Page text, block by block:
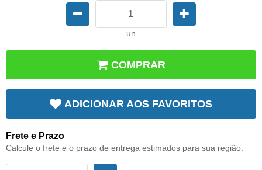
un
COMPRAR
ADICIONAR AOS FAVORITOS
Frete e Prazo
Calcule o frete e o prazo de entrega estimados para sua região: